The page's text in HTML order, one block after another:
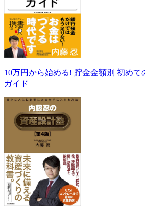
10万円から始める! 貯金金額別 初めて
ガイド